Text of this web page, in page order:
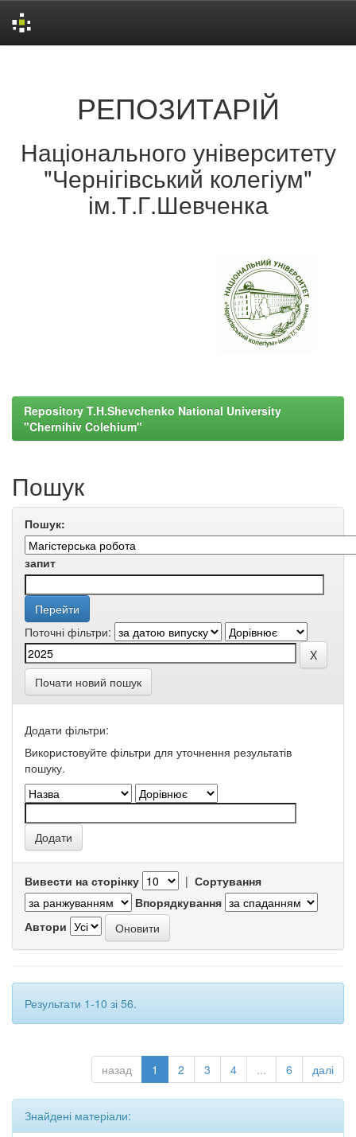
РЕПОЗИТАРІЙ
Національного університету
"Чернігівський колегіум"
ім.Т.Г.Шевченка
Repository T.H.Shevchenko National University
"Chernihiv Colehium"
Пошук
Пошук:
запит
Поточні фільтри:
Почати новий пошук
Додати фільтри:
Використовуйте фільтри для уточнення результатів
пошуку.
Вивести на сторінку | Сортування
Впорядкування
Автори
Результати 1-10 зі 56.
назад 1 2 3 4 ... 6 далі
Знайдені матеріали: